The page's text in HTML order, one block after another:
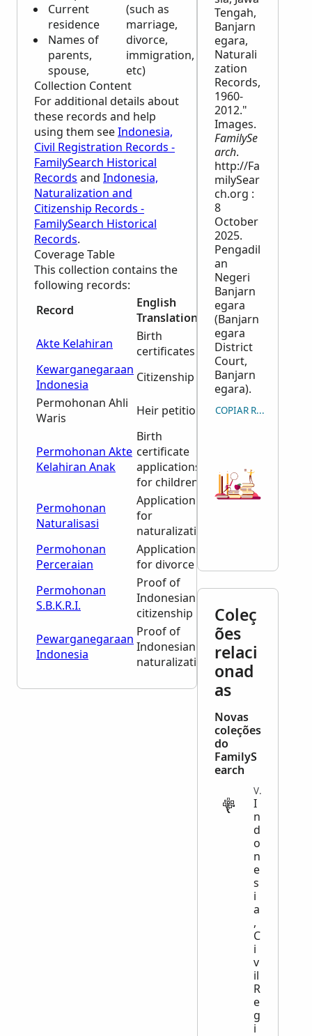
Current
residence
Names of
parents,
spouse,
(such as
marriage,
divorce,
immigration,
etc)
Collection Content
For additional details about
these records and help
using them seeIndonesia,
Civil Registration Records -
FamilySearch Historical
Records and Indonesia,
Naturalization and
Citizenship Records -
FamilySearch Historical
Records.
Coverage Table
This collection contains the
following records:
Record
English
Translation
Dates
Akte Kelahiran
Birth
certificates
1982-
1986
Kewarganegaraan
Indonesia
Citizenship
1967-
1968
Permohonan Ahli
Waris
Heir petitions
1968
Permohonan Akte
Kelahiran Anak
Birth
certificate
applications
for children
Permohonan
Naturalisasi
Application
for
naturalization
Permohonan
Perceraian
Applications
for divorce
Permohonan
S.B.K.R.I.
Proof of
Indonesian
citizenship
2004
Pewarganegaraan
Indonesia
Proof of
Indonesian
naturalization
1966-
1996
Tengah,
Banjarn
egara,
Naturali
zation
Records,
1960-
2012."
Images.
FamilySe
arch.
http://Fa
milySear
ch.org :
8
October
2025.
Pengadil
an
Negeri
Banjarn
egara
(Banjarn
egara
District
Court,
Banjarn
egara).
COPIAR REFERÊNCIA
Coleç
ões
relaci
onad
as
Novas
coleções
do
FamilyS
earch
VITAL
I
n
d
o
n
e
s
i
a
,
C
i
v
il
R
e
g
i